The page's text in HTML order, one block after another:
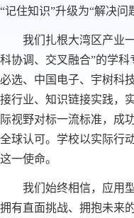
“记住知识”升级为“解决问
我们扎根大湾区产业
科协调、交叉融合”的学
必选、中国电子、宇树科
接行业、知识链接实践，
际视野对标一流标准，成
全球认可。学校以实际行
这一使命。
我们始终相信，应用
拥有直面挑战、拥抱未来